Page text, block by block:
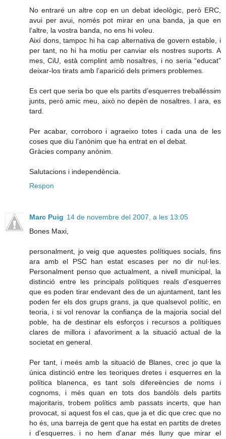
No entraré un altre cop en un debat ideològic, però ERC,
avui per avui, només pot mirar en una banda, ja que en
l’altre, la vostra banda, no ens hi voleu.
Així dons, tampoc hi ha cap alternativa de govern estable, i
per tant, no hi ha motiu per canviar els nostres suports. A
mes, CiU, està complint amb nosaltres, i no seria “educat”
deixar-los tirats amb l’aparició dels primers problemes.
Es cert que seria bo que els partits d’esquerres treballéssim
junts, però amic meu, això no depèn de nosaltres. I ara, es
tard.
Per acabar, corroboro i agraeixo totes i cada una de les
coses que diu l’anònim que ha entrat en el debat.
Gràcies company anònim.
Salutacions i independència.
Respon
Marc Puig 14 de novembre del 2007, a les 13:05
Bones Maxi,
personalment, jo veig que aquestes polítiques socials, fins
ara amb el PSC han estat escases per no dir nul·les.
Personalment penso que actualment, a nivell municipal, la
distinció entre les principals polítiques reals d'esquerres
que es poden tirar endevant des de un ajuntament, tant les
poden fer els dos grups grans, ja que qualsevol polític, en
teoria, i si vol renovar la confiança de la majoria social del
poble, ha de destinar els esforços i recursos a polítiques
clares de millora i afavoriment a la situació actual de la
societat en general.
Per tant, i meés amb la situació de Blanes, crec jo que la
única distinció entre les teoriques dretes i esquerres en la
política blanenca, es tant sols difereències de noms i
cognoms, i més quan en tots dos bandòls dels partits
majoritaris, trobem polítics amb passats incerts, que han
provocat, si aquest fos el cas, que ja et dic que crec que no
ho és, una barreja de gent que ha estat en partits de dretes
i d'esquerres. i no hem d'anar més lluny que mirar el